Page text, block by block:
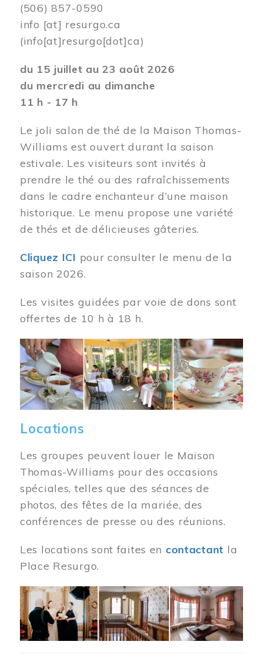
(506) 857-0590
info [at] resurgo.ca
(info[at]resurgo[dot]ca)
du 15 juillet au 23 août 2026
du mercredi au dimanche
11 h - 17 h
Le joli salon de thé de la Maison Thomas-
Williams est ouvert durant la saison
estivale. Les visiteurs sont invités à
prendre le thé ou des rafraîchissements
dans le cadre enchanteur d’une maison
historique. Le menu propose une variété
de thés et de délicieuses gâteries.
Cliquez ICI pour consulter le menu de la
saison 2026.
Les visites guidées par voie de dons sont
offertes de 10 h à 18 h.
Image
Locations
Les groupes peuvent louer le Maison
Thomas-Williams pour des occasions
spéciales, telles que des séances de
photos, des fêtes de la mariée, des
conférences de presse ou des réunions.
Les locations sont faites en contactant la
Place Resurgo.
Image